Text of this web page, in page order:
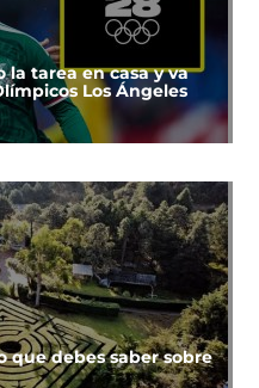
la tarea en casa y va
Los Ángeles
que debes saber sobre